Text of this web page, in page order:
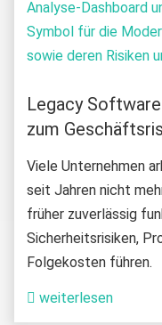
Legacy
zum
Viele Unternehmen
seit Jahren nicht
früher zuverlässig
Sicherheitsrisiken,
Folgekosten führen.
weiterlesen